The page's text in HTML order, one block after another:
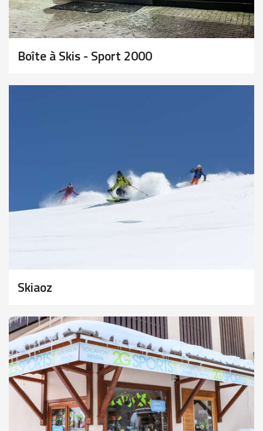
Boîte à Skis - Sport 2000
Skiaoz